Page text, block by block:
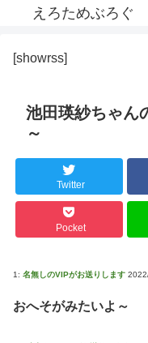
えろためぶろぐ
[showrss]
池田瑛紗ちゃん
～
Twitter
Pocket
1: 名無しのVIPがお送りします
おへそがみたいよ～